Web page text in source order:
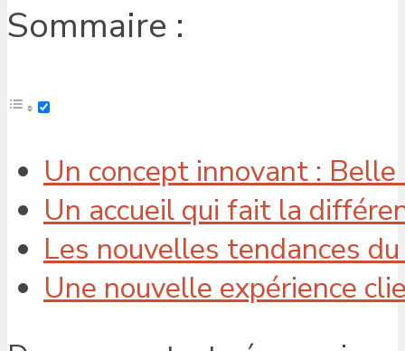
Sommaire :
Un concept innovant :
Un accueil qui fait la
Les nouvelles tendances
Une nouvelle expérience